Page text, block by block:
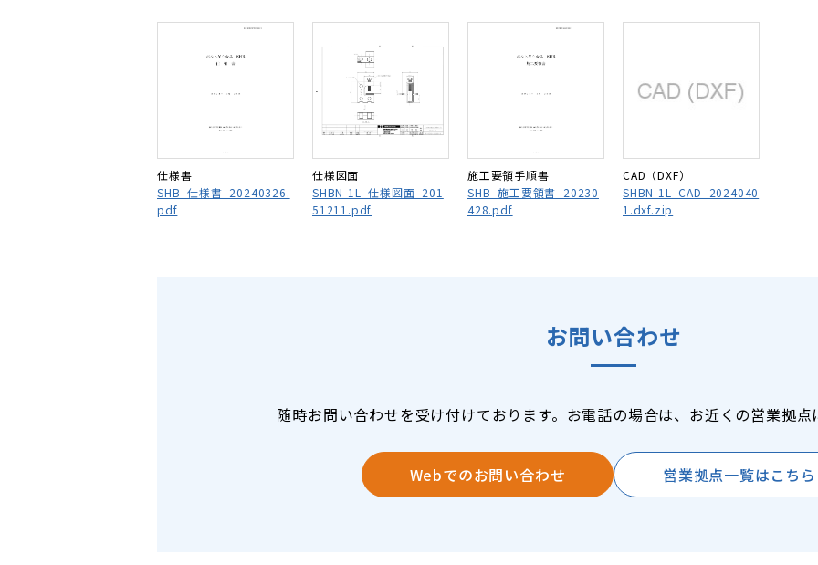
仕様書
SHB_仕様書_20240326.
pdf
仕様図面
SHBN-1L_仕様図面_201
51211.pdf
施工要領手順書
SHB_施工要領書_20230
428.pdf
CAD（DXF）
SHBN-1L_CAD_2024040
1.dxf.zip
お問い合わせ
随時お問い合わせを受け付けております。お電話の場合は、お近くの営業拠
Webでのお問い合わせ 営業拠点一覧はこちら